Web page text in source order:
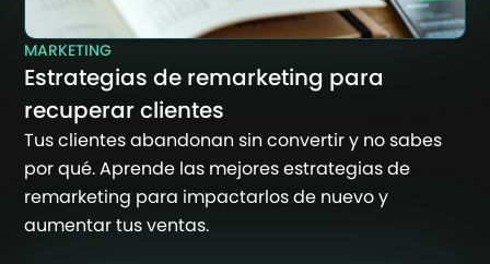
MARKETING
Estrategias de remarketing para
recuperar clientes
Tus clientes abandonan sin convertir y no sabes
por qué. Aprende las mejores estrategias de
remarketing para impactarlos de nuevo y
aumentar tus ventas.